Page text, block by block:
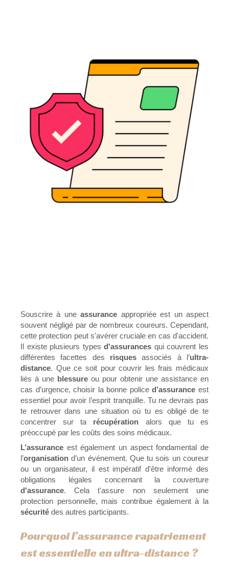
Souscrire à uneassurance appropriée est un aspect
souvent négligé par de nombreux coureurs. Cependant,
cette protection peut s'avérer cruciale en cas d'accident.
Il existe plusieurs typesd'assurances qui couvrent les
différentes facettes des risques associés à l’ultra-
distance. Que ce soit pour couvrir les frais médicaux
liés à une blessure ou pour obtenir une assistance en
cas d’urgence, choisir la bonne policed’assurance est
essentiel pour avoir l’esprit tranquille. Tu ne devrais pas
te retrouver dans une situation où tu es obligé de te
concentrer sur ta récupération alors que tu es
préoccupé par les coûts des soins médicaux.
L’assurance est également un aspect fondamental de
l’organisation d’un événement. Que tu sois un coureur
ou un organisateur, il est impératif d'être informé des
obligations légales concernant la couverture
d'assurance. Cela t'assure non seulement une
protection personnelle, mais contribue également à la
sécurité des autres participants.
Pourquoi l’assurance rapatriement
est essentielle en ultra-distance ?